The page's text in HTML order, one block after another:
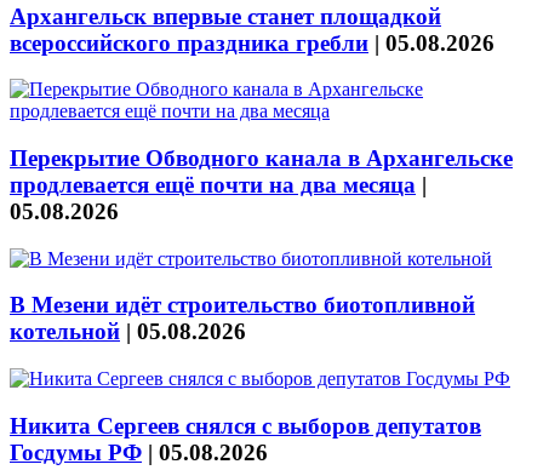
Архангельск впервые станет площадкой
всероссийского праздника гребли | 05.08.2026
Перекрытие Обводного канала в Архангельске
продлевается ещё почти на два месяца |
05.08.2026
В Мезени идёт строительство биотопливной
котельной | 05.08.2026
Никита Сергеев снялся с выборов депутатов
Госдумы РФ | 05.08.2026